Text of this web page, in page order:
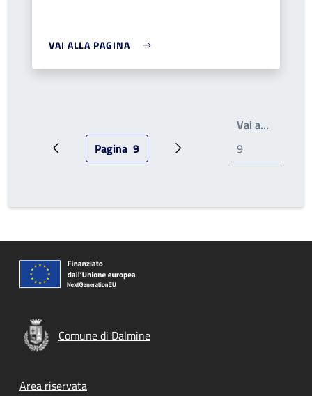
VAI ALLA PAGINA
Pagina precedentePagina attuale
Pagina 9 Prossima pagina
Vai a…
Comune di Dalmine
Footer menu
Area riservata